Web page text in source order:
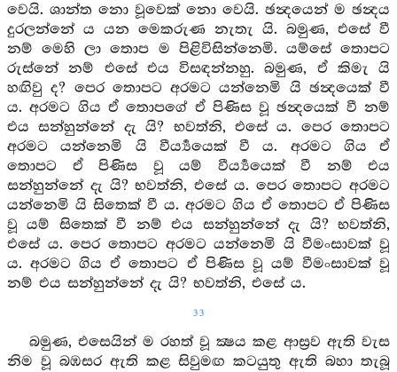
වෙයි. ශාන්ත නො වූවෙක් නො වෙයි. ඡන්‍දයෙන් ම ඡන්‍දය
දුරලන්නේ ය යන මෙකරුණ නැතැ යි. බමුණ, එසේ වී
නම් මෙහි ලා තොප ම පිළිවිසින්නෙමි. යම්සේ තොපට
රුස්නේ නම් එසේ එය විසඳන්නහු. බමුණ, ඒ කිමැ යි
හඟිවු ද? පෙර තොපට අරමට යන්නෙමි යි ඡන්‍දයෙක් වී
ය. අරමට ගිය ඒ තොපගේ ඒ පිණිස වූ ඡන්‍දයෙක් වී නම්
එය සන්හුන්නේ දැ යි? භවත්නි, එසේ ය. පෙර තොපට
අරමට යන්නෙමි යි වීර්‍ය්‍යයෙක් වී ය. අරමට ගිය ඒ
තොපට ඒ පිණිස වූ යම් වීර්‍ය්‍යයෙක් වී නම් එය
සන්හුන්නේ දැ යි? භවත්නි, එසේ ය. පෙර තොපට අරමට
යන්නෙමි යි සිතෙක් වී ය. අරමට ගිය ඒ තොපට ඒ පිණිස
වූ යම් සිතෙක් වී නම් එය සන්හුන්නේ දැ යි? භවත්නි,
එසේ ය. පෙර තොපට අරමට යන්නෙමි යි වීමංසාවක් වූ
ය. අරමට ගිය ඒ තොපට ඒ පිණිස වූ යම් වීමංසාවක් වූ
නම් එය සන්හුන්නේ දැ යි? භවත්නි, එසේ ය.
33
බමුණ, එසෙයින් ම රහත් වූ ක්‍ෂය කළ ආස්‍රව ඇති වැස
නිම වූ බඹසර ඇති කළ සිවුමඟ කටයුතු ඇති බහා තැබූ